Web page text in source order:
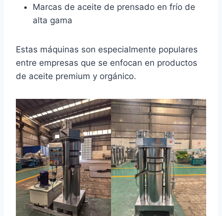
Marcas de aceite de prensado en frío de
alta gama
Estas máquinas son especialmente populares
entre empresas que se enfocan en productos
de aceite premium y orgánico.